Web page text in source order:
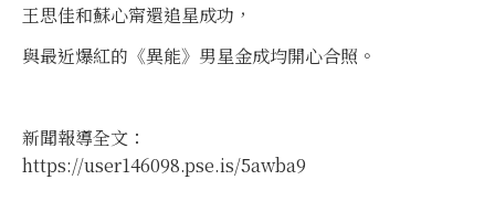
王思佳和蘇心甯還追星成功，
與最近爆紅的《異能》男星金成均開心合照。
新聞報導全文：
https://user146098.pse.is/5awba9